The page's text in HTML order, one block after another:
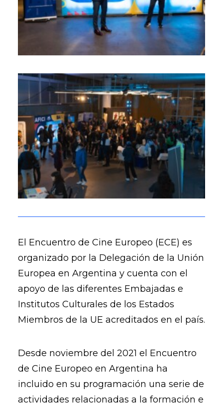
El Encuentro de Cine Europeo (ECE) es
organizado por la Delegación de la Unión
Europea en Argentina y cuenta con el
apoyo de las diferentes Embajadas e
Institutos Culturales de los Estados
Miembros de la UE acreditados en el país.
Desde noviembre del 2021 el Encuentro
de Cine Europeo en Argentina ha
incluido en su programación una serie de
actividades relacionadas a la formación e